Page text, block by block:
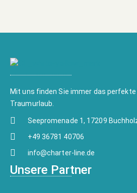
Mit uns finden Sie immer das
Traumurlaub.
Seepromenade 1, 17209
+49 36781 40706
info@charter-line.de
Unsere Partner